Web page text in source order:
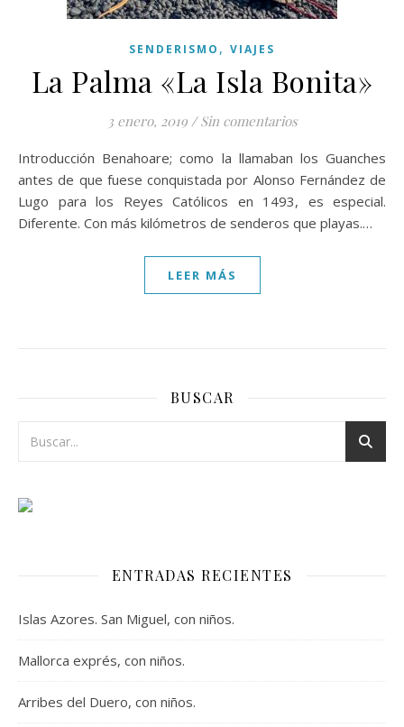
SENDERISMO , VIAJES
La Palma «La Isla Bonita»
3 enero, 2019 / Sin comentarios
Introducción Benahoare; como la llamaban los Guanches
antes de que fuese conquistada por Alonso Fernández de
Lugo para los Reyes Católicos en 1493, es especial.
Diferente. Con más kilómetros de senderos que playas.…
LEER MÁS
BUSCAR
ENTRADAS RECIENTES
Islas Azores. San Miguel, con niños.
Mallorca exprés, con niños.
Arribes del Duero, con niños.